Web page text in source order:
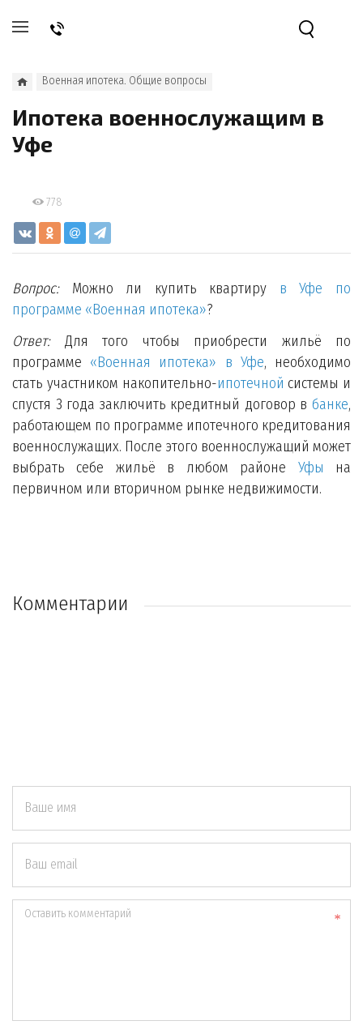
Военная ипотека. Общие вопросы
Ипотека военнослужащим в
Уфе
778
Вопрос:Можно ли купить квартиру в Уфе по
программе «Военная ипотека»?
Ответ:Для того чтобы приобрести жильё по
программе «Военная ипотека» в Уфе, необходимо
стать участником накопительно-ипотечной системы и
спустя 3 года заключить кредитный договор в банке,
работающем по программе ипотечного кредитования
военнослужащих. После этого военнослужащий может
выбрать себе жильё в любом районе Уфы на
первичном или вторичном рынке недвижимости.
Комментарии
Ваше имя
Ваш email
Оставить комментарий